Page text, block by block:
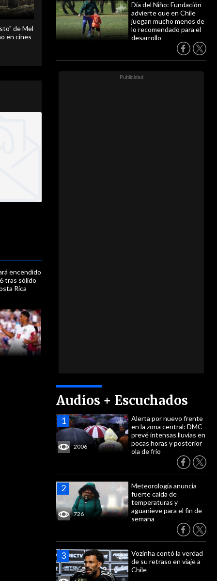
Día del Niño: Fundación
advierte que en Chile
juegan mucho menos de
lo recomendado para el
desarrollo
Audios + Escuchados
2006
Alerta por nuevo frente
en la zona central: DMC
prevé intensas lluvias en
pocas horas y posterior
ola de frío
726
Meteorología anuncia
fuerte caída de
temperaturas y
aguanieve para el fin de
semana
Vozinha contó la verdad
de su retraso en viaje a
Chile
de Mel
en cines
encendido
tras sólido
Rica